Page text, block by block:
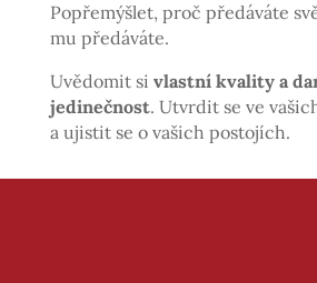
Popřemýšlet, proč předáváte
mu předáváte.
Uvědomit si vlastní kvality a
jedinečnost. Utvrdit se ve
a ujistit se o vašich postojích.